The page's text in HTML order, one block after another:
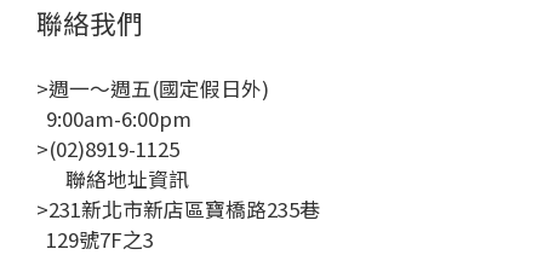
聯絡我們
>週一～週五(國定假日外)
9:00am-6:00pm
>(02)8919-1125
聯絡地址資訊
>231新北市新店區寶橋路235巷
129號7F之3